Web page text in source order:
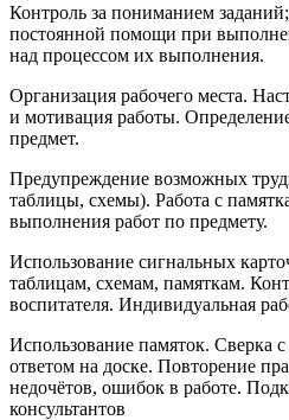
Контроль за пониманием
постоянной помощи при
над процессом их выполнения.
Организация рабочего места.
и мотивация работы.
предмет.
Предупреждение возможных
таблицы, схемы). Работа с
выполнения работ по предмету.
Использование сигнальных
таблицам, схемам, памяткам.
воспитателя. Индивидуальная
Использование памяток. Сверка
ответом на доске. Повторение
недочётов, ошибок в работе.
консультантов